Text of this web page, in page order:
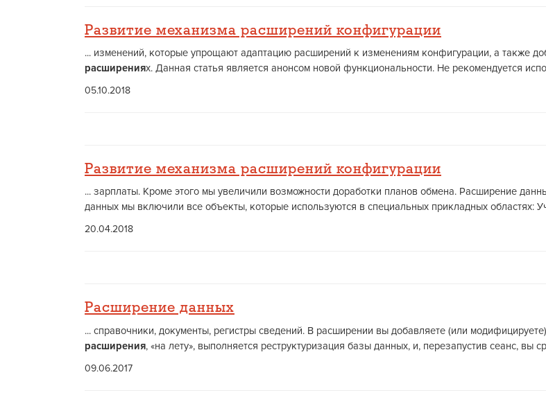
Развитие механизма расширений конфигурации
... изменений, которые упрощают адаптацию расширений к изменениям конфигурации, а также
расширениях. Данная статья является анонсом новой функциональности. Не рекомендуется
05.10.2018
Развитие механизма расширений конфигурации
... зарплаты. Кроме этого мы увеличили возможности доработки планов обмена. Расширение
данных мы включили все объекты, которые используются в специальных прикладных областях:
20.04.2018
Расширение данных
... справочники, документы, регистры сведений. В расширении вы добавляете (или
расширения, «на лету», выполняется реструктуризация базы данных, и, перезапустив сеанс, вы
09.06.2017